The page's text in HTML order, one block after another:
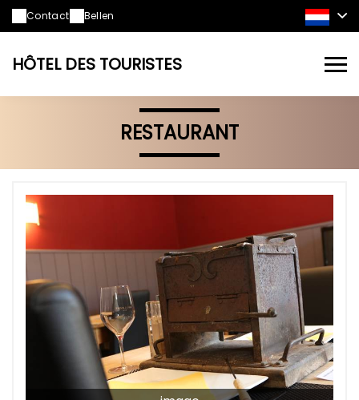
Contact Bellen
HÔTEL DES TOURISTES
RESTAURANT